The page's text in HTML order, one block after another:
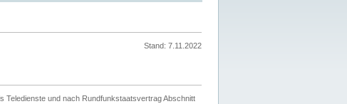
Stand: 7.11.2022
Teledienste und nach Rundfunkstaatsvertrag Abschnitt